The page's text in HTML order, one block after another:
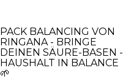
PACK BALANCING VON
RINGANA - BRINGE
DEINEN SÄURE-BASEN -
HAUSHALT IN BALANCE
🌱